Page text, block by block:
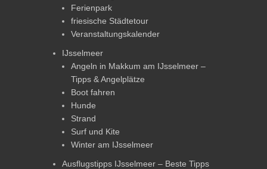
Ferienpark
friesische Städtetour
Veranstaltungskalender
IJsselmeer
Angeln in Makkum am IJsselmeer –
Tipps & Angelplätze
Boot fahren
Hunde
Strand
Surf und Kite
Winter am IJsselmeer
Ausflugstipps IJsselmeer – Beste Tipps